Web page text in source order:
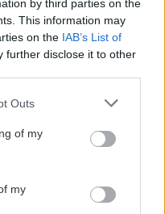
by third parties on the
This information may
on the IAB’s List of
further disclose it to other
one or more Google
You may click to
its third-party tags to
in below Google
Outs
of my
my
Prečo klasická
potrubia v
ako to vyriešiť